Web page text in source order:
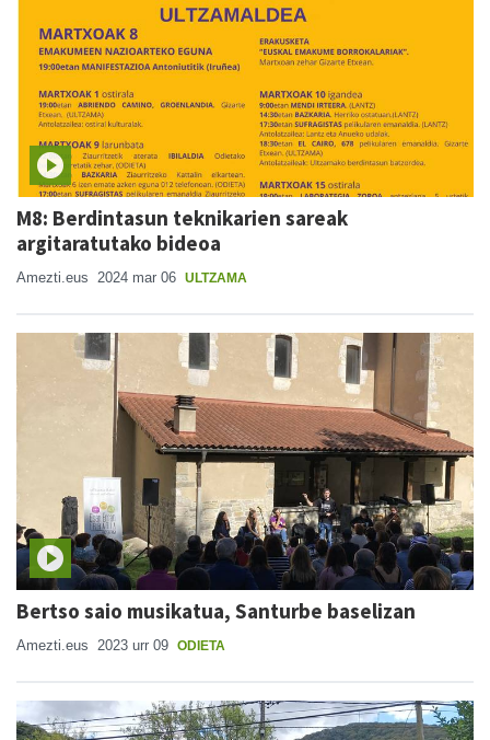
M8: Berdintasun teknikarien sareak
argitaratutako bideoa
Amezti.eus 2024 mar 06 ULTZAMA
Bertso saio musikatua, Santurbe baselizan
Amezti.eus 2023 urr 09 ODIETA